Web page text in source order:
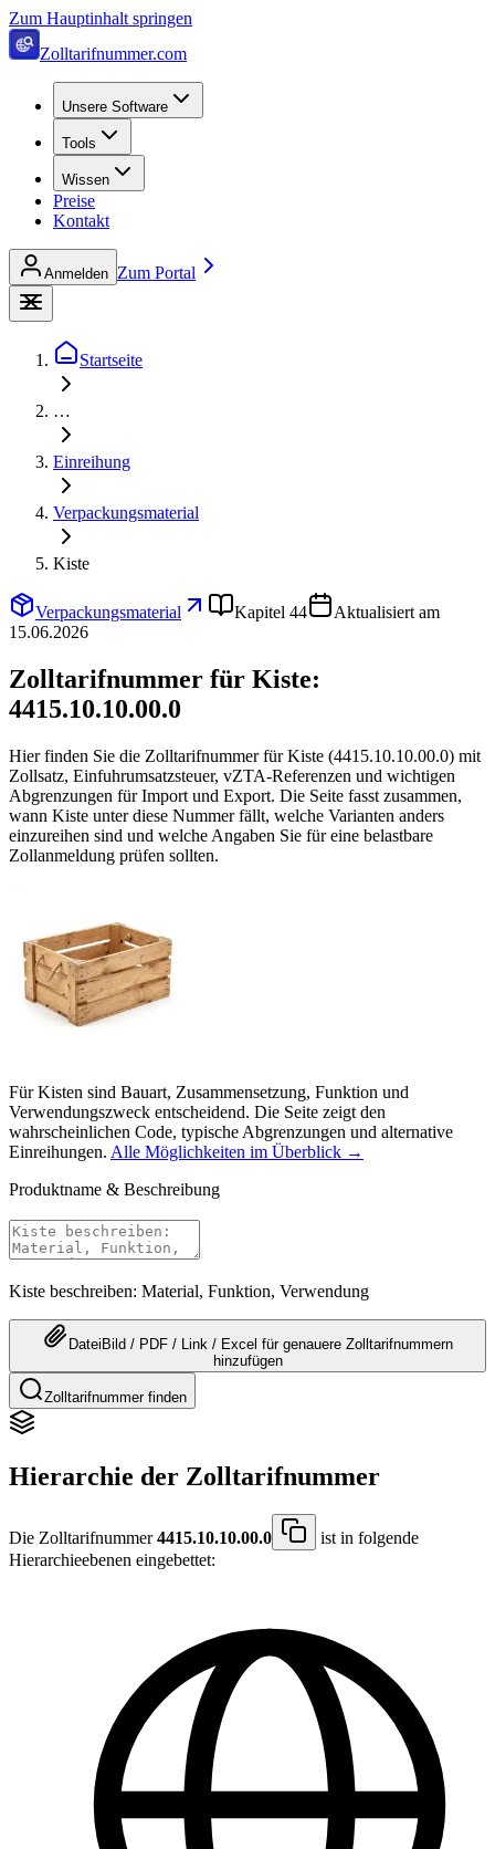
Zum Hauptinhalt springen
Zolltarifnummer.com
Unsere Software
Tools
Wissen
Preise
Kontakt
Anmelden Zum Portal
Startseite
…
Einreihung
Verpackungsmaterial
Kiste
Verpackungsmaterial Kapitel 44
Aktualisiert am
15.06.2026
Zolltarifnummer für Kiste:
4415.10.10.00.0
Hier finden Sie die Zolltarifnummer für Kiste (4415.10.10.00.0) mit
Zollsatz, Einfuhrumsatzsteuer, vZTA-Referenzen und wichtigen
Abgrenzungen für Import und Export. Die Seite fasst zusammen,
wann Kiste unter diese Nummer fällt, welche Varianten anders
einzureihen sind und welche Angaben Sie für eine belastbare
Zollanmeldung prüfen sollten.
Für Kisten sind Bauart, Zusammensetzung, Funktion und
Verwendungszweck entscheidend. Die Seite zeigt den
wahrscheinlichen Code, typische Abgrenzungen und alternative
Einreihungen. Alle Möglichkeiten im Überblick →
Produktname & Beschreibung
Kiste beschreiben: Material, Funktion, Verwendung
Datei Bild / PDF / Link / Excel für genauere Zolltarifnummern
hinzufügen
Zolltarifnummer finden
Hierarchie der Zolltarifnummer
Die Zolltarifnummer4415.10.10.00.0
ist in folgende
Hierarchieebenen eingebettet: